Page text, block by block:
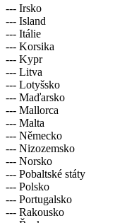
--- Irsko
--- Island
--- Itálie
--- Korsika
--- Kypr
--- Litva
--- Lotyšsko
--- Maďarsko
--- Mallorca
--- Malta
--- Německo
--- Nizozemsko
--- Norsko
--- Pobaltské státy
--- Polsko
--- Portugalsko
--- Rakousko